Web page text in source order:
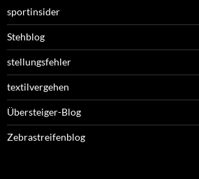
sportinsider
Stehblog
stellungsfehler
textilvergehen
Übersteiger-Blog
Zebrastreifenblog